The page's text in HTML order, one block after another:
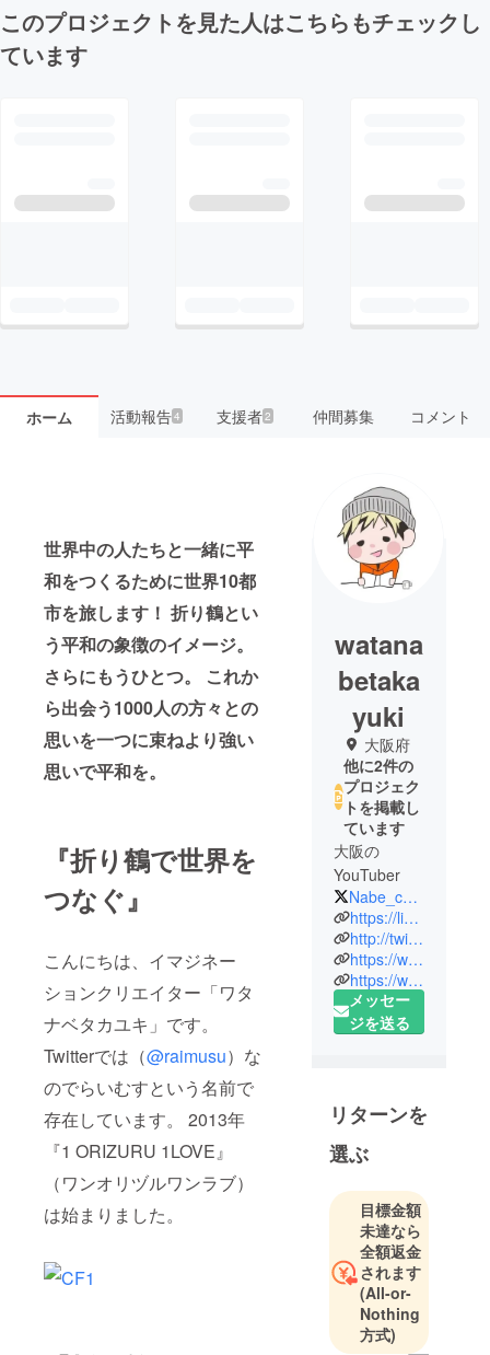
このプロジェクトを見た人はこちらもチェックし
ています
ホーム 活動報告4 支援者2 仲間募集 コメント
世界中の人たちと一緒に平
和をつくるために世界10都
市を旅します！ 折り鶴とい
う平和の象徴のイメージ。
さらにもうひとつ。 これか
ら出会う1000人の方々との
思いを一つに束ねより強い
思いで平和を。
『折り鶴で世界を
つなぐ』
こんにちは、イマジネー
ションクリエイター「ワタ
ナベタカユキ」です。
Twitterでは（@raimusu）な
のでらいむすという名前で
存在しています。 2013年
『1 ORIZURU 1LOVE』
（ワンオリヅルワンラブ）
は始まりました。
watana
betaka
yuki
大阪府
他に2件の
プロジェク
トを掲載し
ています
大阪の
YouTuber
Nabe_chan0910
https://live.line.me/channels/2685649
http://twitter.com/Nabe_chan0910
https://watanabetakayuki.hateblo.jp/
https://www.youtube.com/channel/UChcnIVJ-_eXei5xT_zCESfA
メッセー
ジを送る
リターンを
選ぶ
目標金額
未達なら
全額返金
されます
(All-or-
Nothing
方式)